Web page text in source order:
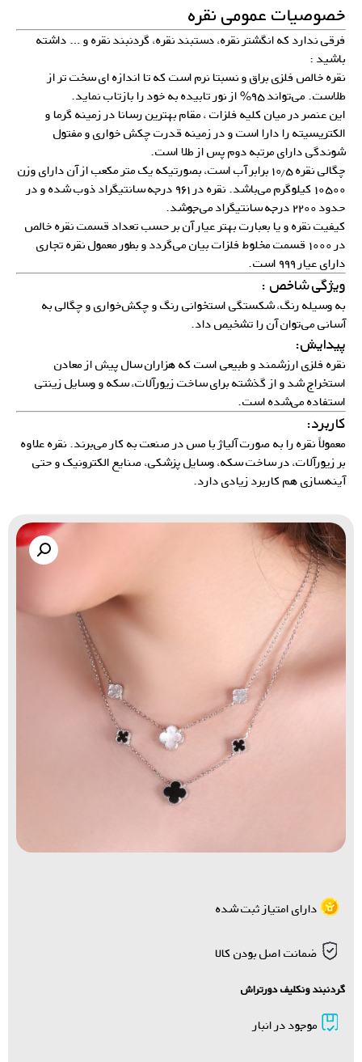
خصوصیات عمومی نقره
فرقی ندارد که انگشتر نقره، دستبند نقره، گردنبند نقره و … داشته
باشید :
نقره خالص فلزی براق و نسبتا نرم است که تا اندازه ای سخت تر از
طلاست. می‌تواند ۹۵% از نور تابیده به خود را بازتاب نماید.
این عنصر در میان کلیه فلزات ، مقام بهترین رسانا در زمینه گرما و
الکتریسیته را دارا است و در زمینه قدرت چکش خواری و مفتول
شوندگی دارای مرتبه دوم پس از طلا است.
چگالی نقره ۱۰٫۵ برابر آب است، بصورتیکه یک متر مکعب از آن دارای وزن
۱۰۵۰۰ کیلوگرم می‌باشد. نقره در ۹۶۱ درجه سانتیگراد ذوب شده و در
حدود ۲۲۰۰ درجه سانتیگراد می‌جوشد.
کیفیت نقره و یا بعبارت بهتر عیار آن بر حسب تعداد قسمت نقره خالص
در ۱۰۰۰ قسمت مخلوط فلزات بیان می‌گردد و بطور معمول نقره تجاری
دارای عیار ۹۹۹ است.
ویژگی شاخص :
به وسیله رنگ، شکستگی استخوانی رنگ و چکش‌خواری و چگالی به
آسانی می‌توان آن را تشخیص داد.
پیدایش:
نقره فلزی ارزشمند و طبیعی است که هزاران سال پیش از معادن
استخراج شد و از گذشته برای ساخت زیورآلات، سکه و وسایل زینتی
استفاده می‌شده است.
کاربرد:
معمولاً نقره را به صورت آلیاژ با مس در صنعت به کار می‌برند. نقره علاوه
بر زیورآلات، در ساخت سکه، وسایل پزشکی، صنایع الکترونیک و حتی
آینه‌سازی هم کاربرد زیادی دارد.
دارای امتیاز ثبت شده
ضمانت اصل بودن کالا
گردنبند ونکلیف دورتراش
موجود در انبار